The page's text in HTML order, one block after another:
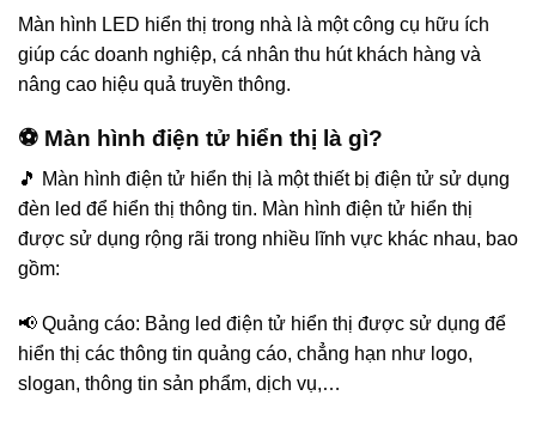
Màn hình LED hiển thị trong nhà là một công cụ hữu ích
giúp các doanh nghiệp, cá nhân thu hút khách hàng và
nâng cao hiệu quả truyền thông.
⚽ Màn hình điện tử hiển thị là gì?
🎵 Màn hình điện tử hiển thị là một thiết bị điện tử sử dụng
đèn led để hiển thị thông tin. Màn hình điện tử hiển thị
được sử dụng rộng rãi trong nhiều lĩnh vực khác nhau, bao
gồm:
📢 Quảng cáo: Bảng led điện tử hiển thị được sử dụng để
hiển thị các thông tin quảng cáo, chẳng hạn như logo,
slogan, thông tin sản phẩm, dịch vụ,…